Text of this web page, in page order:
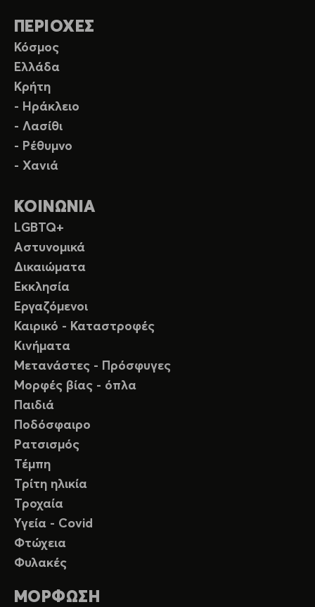
ΠΕΡΙΟΧΕΣ
Κόσμος
Ελλάδα
Κρήτη
- Ηράκλειο
- Λασίθι
- Ρέθυμνο
- Χανιά
ΚΟΙΝΩΝΙΑ
LGBTQ+
Αστυνομικά
Δικαιώματα
Εκκλησία
Εργαζόμενοι
Καιρικό - Καταστροφές
Κινήματα
Μετανάστες - Πρόσφυγες
Μορφές βίας - όπλα
Παιδιά
Ποδόσφαιρο
Ρατσισμός
Τέμπη
Τρίτη ηλικία
Τροχαία
Υγεία - Covid
Φτώχεια
Φυλακές
ΜΟΡΦΩΣΗ